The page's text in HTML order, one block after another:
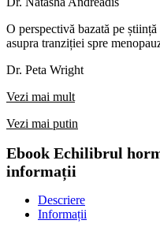
O perspectivă bazată pe
asupra tranziției spre
Dr. Peta Wright
Vezi mai mult
Vezi mai putin
Ebook Echilibrul
informații
Descriere
Informații